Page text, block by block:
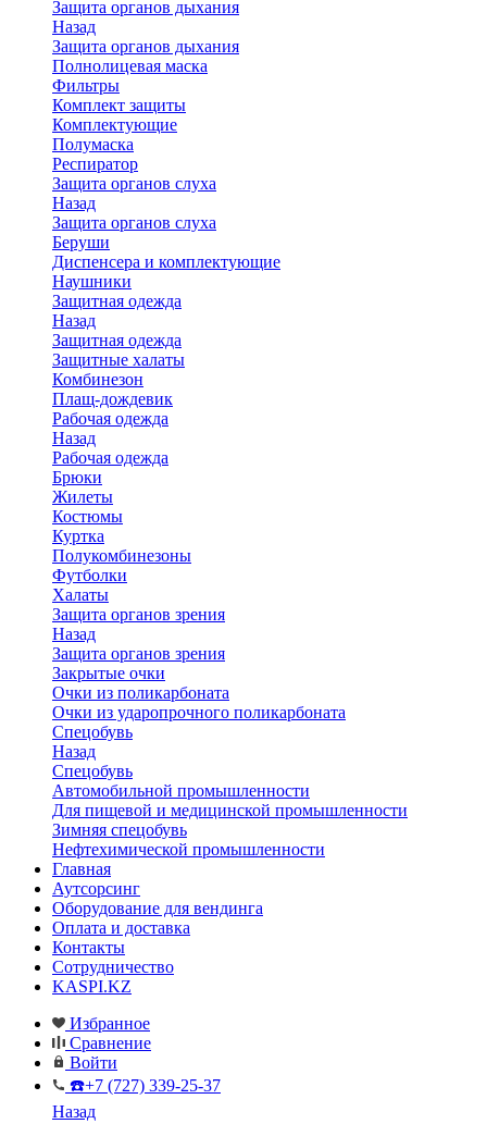
Защита органов дыхания
Назад
Защита органов дыхания
Полнолицевая маска
Фильтры
Комплект защиты
Комплектующие
Полумаска
Респиратор
Защита органов слуха
Назад
Защита органов слуха
Беруши
Диспенсера и комплектующие
Наушники
Защитная одежда
Назад
Защитная одежда
Защитные халаты
Комбинезон
Плащ-дождевик
Рабочая одежда
Назад
Рабочая одежда
Брюки
Жилеты
Костюмы
Куртка
Полукомбинезоны
Футболки
Халаты
Защита органов зрения
Назад
Защита органов зрения
Закрытые очки
Очки из поликарбоната
Очки из ударопрочного поликарбоната
Спецобувь
Назад
Спецобувь
Автомобильной промышленности
Для пищевой и медицинской промышленности
Зимняя спецобувь
Нефтехимической промышленности
Главная
Аутсорсинг
Оборудование для вендинга
Оплата и доставка
Контакты
Сотрудничество
KASPI.KZ
Избранное
Сравнение
Войти
☎️+7 (727) 339-25-37
Назад